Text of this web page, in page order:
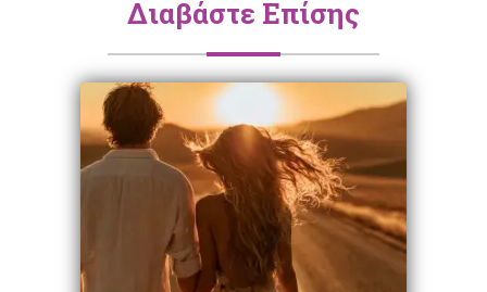
Διαβάστε Επίσης